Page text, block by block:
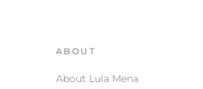
ABOUT
About Lula Mena